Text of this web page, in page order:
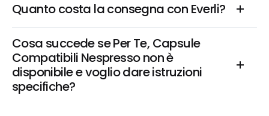
Quanto costa la consegna con Everli?
Cosa succede se Per Te, Capsule
Compatibili Nespresso non è
disponibile e voglio dare istruzioni
specifiche?